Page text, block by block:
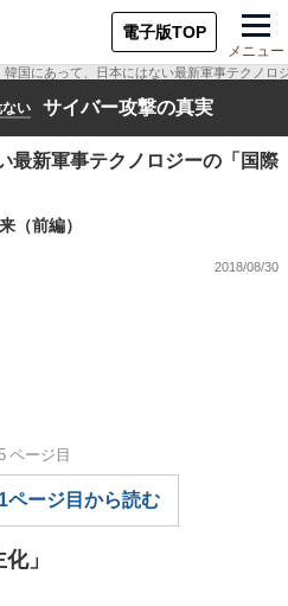
電子版TOP
メニュー
韓国にあって、日本にはない最新軍事テクノロ
ない サイバー攻撃の真実
最新軍事テクノロジーの「国際
（前編）
2018/08/30
ページ目
ページ目から読む
」